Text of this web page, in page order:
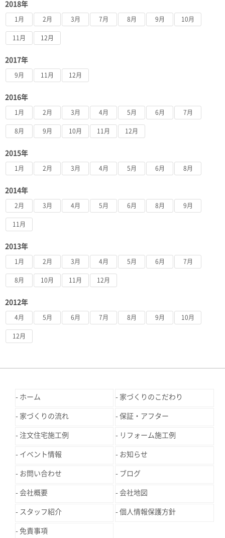
2018年
1月 2月 3月 7月 8月 9月 10月
11月 12月
2017年
9月 11月 12月
2016年
1月 2月 3月 4月 5月 6月 7月
8月 9月 10月 11月 12月
2015年
1月 2月 3月 4月 5月 6月 8月
2014年
2月 3月 4月 5月 6月 8月 9月
11月
2013年
1月 2月 3月 4月 5月 6月 7月
8月 10月 11月 12月
2012年
4月 5月 6月 7月 8月 9月 10月
12月
ホーム 家づくりのこだわり
家づくりの流れ 保証・アフター
注文住宅施工例 リフォーム施工例
イベント情報 お知らせ
お問い合わせ ブログ
会社概要 会社地図
スタッフ紹介 個人情報保護方針
免責事項